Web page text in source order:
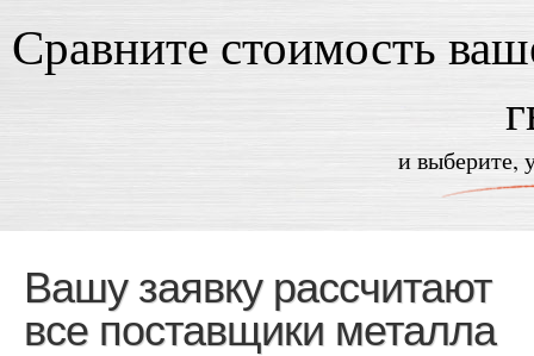
Сравните стоимость
и выберите,
Вашу заявку рассчитают
все поставщики металла